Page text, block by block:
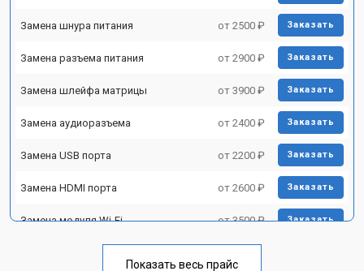
Замена шнура питания от 2500 ₽ Заказать
Замена разъема питания от 2900 ₽ Заказать
Замена шлейфа матрицы от 3900 ₽ Заказать
Замена аудиоразъема от 2400 ₽ Заказать
Замена USB порта от 2200 ₽ Заказать
Замена HDMI порта от 2600 ₽ Заказать
Замена модуля Wi-Fi от 3500 ₽ Заказать
Показать весь прайс